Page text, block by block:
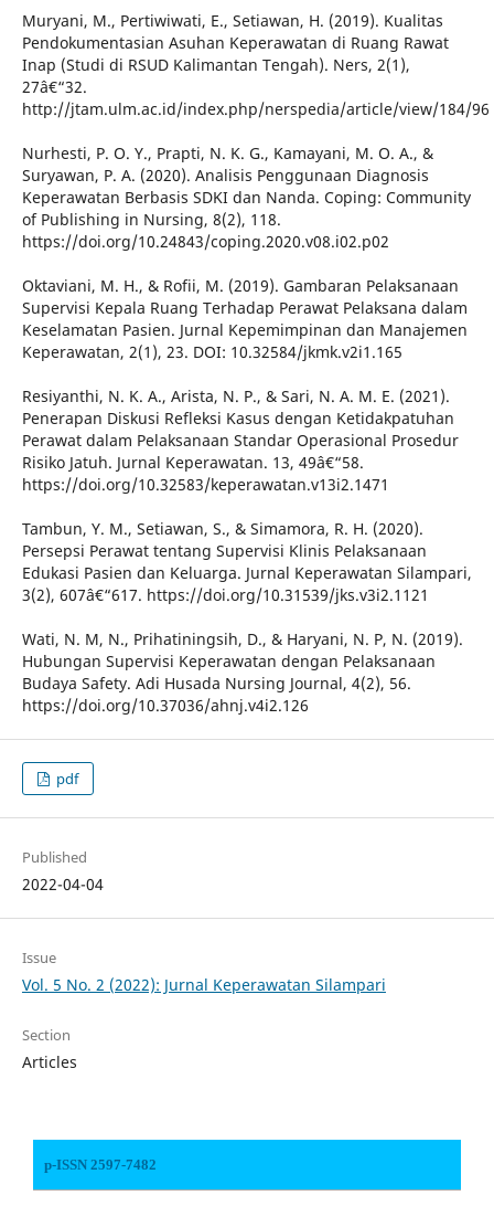
Muryani, M., Pertiwiwati, E., Setiawan, H. (2019). Kualitas
Pendokumentasian Asuhan Keperawatan di Ruang Rawat
Inap (Studi di RSUD Kalimantan Tengah). Ners, 2(1),
27â€“32.
http://jtam.ulm.ac.id/index.php/nerspedia/article/view/184/96
Nurhesti, P. O. Y., Prapti, N. K. G., Kamayani, M. O. A., &
Suryawan, P. A. (2020). Analisis Penggunaan Diagnosis
Keperawatan Berbasis SDKI dan Nanda. Coping: Community
of Publishing in Nursing, 8(2), 118.
https://doi.org/10.24843/coping.2020.v08.i02.p02
Oktaviani, M. H., & Rofii, M. (2019). Gambaran Pelaksanaan
Supervisi Kepala Ruang Terhadap Perawat Pelaksana dalam
Keselamatan Pasien. Jurnal Kepemimpinan dan Manajemen
Keperawatan, 2(1), 23. DOI: 10.32584/jkmk.v2i1.165
Resiyanthi, N. K. A., Arista, N. P., & Sari, N. A. M. E. (2021).
Penerapan Diskusi Refleksi Kasus dengan Ketidakpatuhan
Perawat dalam Pelaksanaan Standar Operasional Prosedur
Risiko Jatuh. Jurnal Keperawatan. 13, 49â€“58.
https://doi.org/10.32583/keperawatan.v13i2.1471
Tambun, Y. M., Setiawan, S., & Simamora, R. H. (2020).
Persepsi Perawat tentang Supervisi Klinis Pelaksanaan
Edukasi Pasien dan Keluarga. Jurnal Keperawatan Silampari,
3(2), 607â€“617. https://doi.org/10.31539/jks.v3i2.1121
Wati, N. M, N., Prihatiningsih, D., & Haryani, N. P, N. (2019).
Hubungan Supervisi Keperawatan dengan Pelaksanaan
Budaya Safety. Adi Husada Nursing Journal, 4(2), 56.
https://doi.org/10.37036/ahnj.v4i2.126
pdf
Published
2022-04-04
Issue
Vol. 5 No. 2 (2022): Jurnal Keperawatan Silampari
Section
Articles
p-ISSN 2597-7482